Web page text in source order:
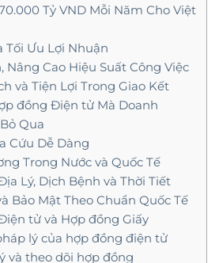
Tỷ VND Mỗi Năm Cho Việt
Tối Ưu Lợi Nhuận
Nâng Cao Hiệu Suất Công Việc
và Tiện Lợi Trong Giao Kết
đồng Điện tử Mà Doanh
Qua
Cứu Dễ Dàng
Trong Nước và Quốc Tế
Lý, Dịch Bệnh và Thời Tiết
Bảo Mật Theo Chuẩn Quốc Tế
tử và Hợp đồng Giấy
lý của hợp đồng điện tử
và theo dõi hợp đồng